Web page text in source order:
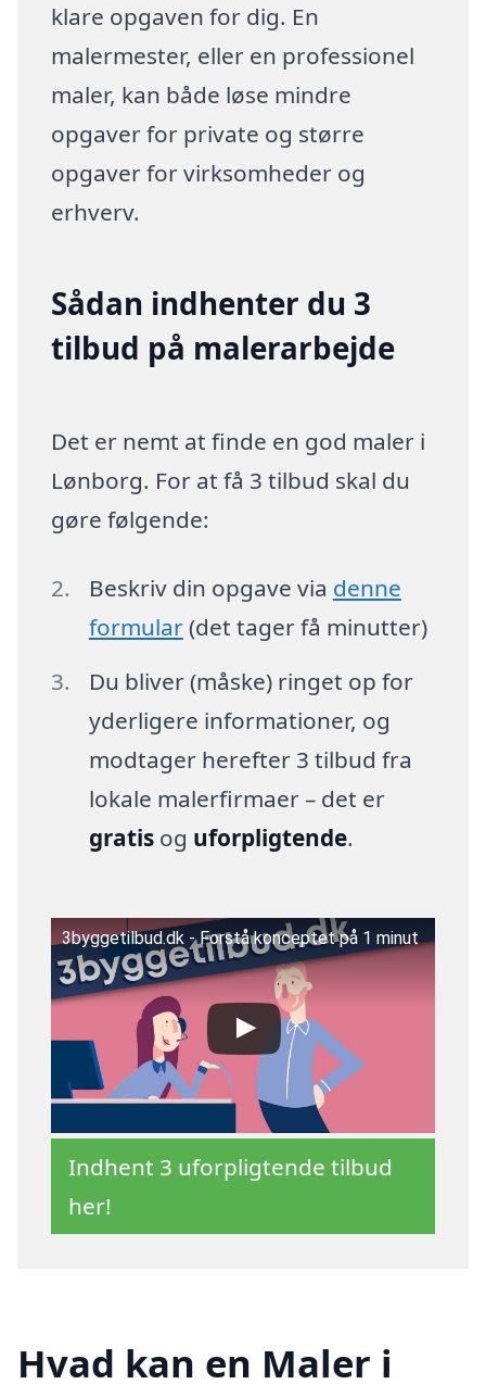
klare opgaven for dig. En
malermester, eller en professionel
maler, kan både løse mindre
opgaver for private og større
opgaver for virksomheder og
erhverv.
Sådan indhenter du 3
tilbud på malerarbejde
Det er nemt at finde en god maler i
Lønborg. For at få 3 tilbud skal du
gøre følgende:
Beskriv din opgave via denne
formular(det tager få minutter)
Du bliver (måske) ringet op for
yderligere informationer, og
modtager herefter 3 tilbud fra
lokale malerfirmaer – det er
gratisog uforpligtende.
3byggetilbud.dk - Forstå konceptet på 1 minut
Indhent 3 uforpligtende tilbud
her!
Hvad kan en Maler i